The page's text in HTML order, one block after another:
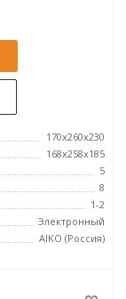
170x260x230
168x258x185
5
8
1-2
Электронный
AIKO (Россия)